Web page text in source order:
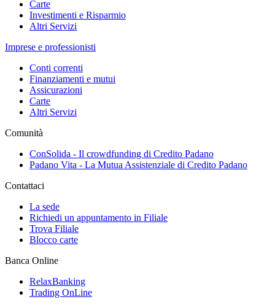
Carte
Investimenti e Risparmio
Altri Servizi
Imprese e professionisti
Conti correnti
Finanziamenti e mutui
Assicurazioni
Carte
Altri Servizi
Comunità
ConSolida - Il crowdfunding di Credito Padano
Padano Vita - La Mutua Assistenziale di Credito Padano
Contattaci
La sede
Richiedi un appuntamento in Filiale
Trova Filiale
Blocco carte
Banca Online
RelaxBanking
Trading OnLine